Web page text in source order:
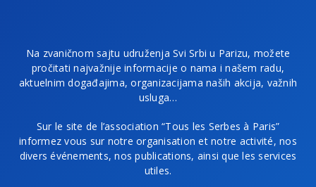
Na zvaničnom sajtu udruženja Svi Srbi u Parizu, možete
pročitati najvažnije informacije o nama i našem radu,
aktuelnim događajima, organizacijama naših akcija, važnih
usluga…
Sur le site de l’association “Tous les Serbes à Paris”
informez vous sur notre organisation et notre activité, nos
divers événements, nos publications, ainsi que les services
utiles.